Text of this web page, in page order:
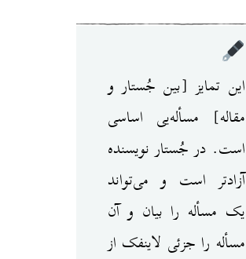
این تمایز [بین جُستار و
مقاله] مسأله‌یی اساسی
است. در جُستار نویسنده
آزادتر است و می‌تواند
یک مسأله را بیان و آن
مسأ‌له را جزئی لاینفک از